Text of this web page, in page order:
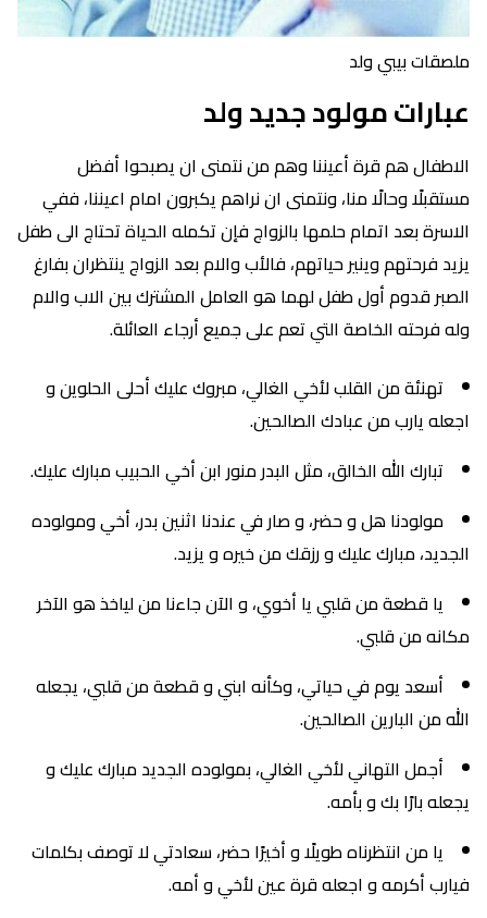
ملصقات بيبي ولد
عبارات مولود جديد ولد
الاطفال هم قرة أعيننا وهم من نتمنى ان يصبحوا أفضل
مستقبلًا وحالًا منا، ونتمنى ان نراهم يكبرون امام اعيننا، ففي
الاسرة بعد اتمام حلمها بالزواج فإن تكمله الحياة تحتاج الى طفل
يزيد فرحتهم وينير حياتهم، فالأب والام بعد الزواج ينتظران بفارغ
الصبر قدوم أول طفل لهما هو العامل المشترك بين الاب والام
وله فرحته الخاصة التي تعم على جميع أرجاء العائلة.
تهنئة من القلب لأخي الغالي، مبروك عليك أحلى الحلوين و
اجعله يارب من عبادك الصالحين.
تبارك الله الخالق، مثل البدر منور ابن أخي الحبيب مبارك عليك.
مولودنا هل و حضر، و صار في عندنا اثنين بدر، أخي ومولوده
الجديد، مبارك عليك و رزقك من خيره و يزيد.
يا قطعة من قلبي يا أخوي، و الآن جاءنا من لياخذ هو الآخر
مكانه من قلبي.
أسعد يوم في حياتي، وكأنه ابني و قطعة من قلبي، يجعله
الله من البارين الصالحين.
أجمل التهاني لأخي الغالي، بمولوده الجديد مبارك عليك و
يجعله بارًا بك و بأمه.
يا من انتظرناه طويلًا و أخيرًا حضر، سعادتي لا توصف بكلمات
فيارب أكرمه و اجعله قرة عين لأخي و أمه.